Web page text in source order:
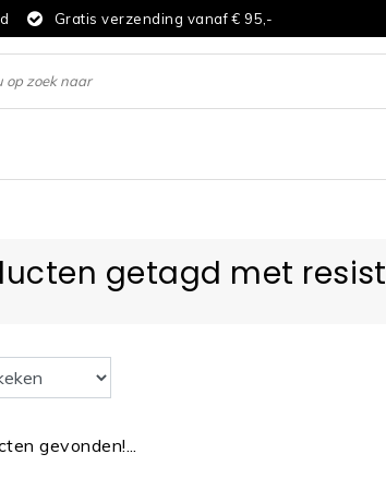
Gratis verzending vanaf € 95,-
getagd met
gevonden!...